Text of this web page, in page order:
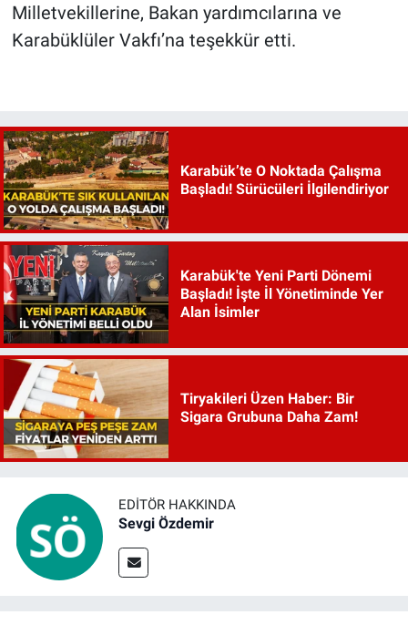
Milletvekillerine, Bakan yardımcılarına ve
Karabüklüler Vakfı’na teşekkür etti.
Karabük’te O Noktada Çalışma
Başladı! Sürücüleri İlgilendiriyor
Karabük'te Yeni Parti Dönemi
Başladı! İşte İl Yönetiminde Yer
Alan İsimler
Tiryakileri Üzen Haber: Bir
Sigara Grubuna Daha Zam!
EDITÖR HAKKINDA
Sevgi Özdemir